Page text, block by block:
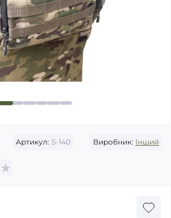
Артикул: S-140 Виробник: Інший